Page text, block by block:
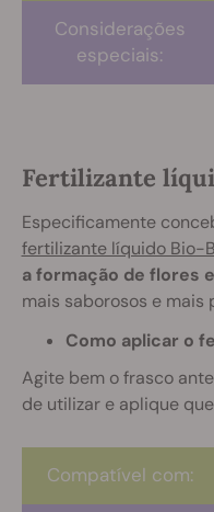
Considerações
especiais:
Fertilizante
Especificamente
fertilizante líquido Bio-
a formação de flores
mais saborosos e mais
Como aplicar o
Agite bem o frasco
de utilizar e aplique
Compatível com: